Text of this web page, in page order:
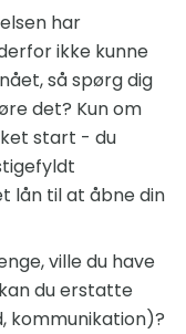
har
ikke kunne
så spørg dig
det? Kun om
start - du
lån til at åbne din
ville du have
du erstatte
kommunikation)?